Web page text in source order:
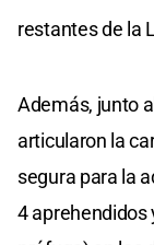
restantes de la
Además, junto
articularon la
segura para la
4 aprehendidos